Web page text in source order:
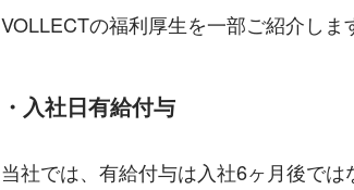
VOLLECTの福利厚生を一部ご紹介しま
・入社日有給付与
当社では、有給付与は入社6ヶ月後では